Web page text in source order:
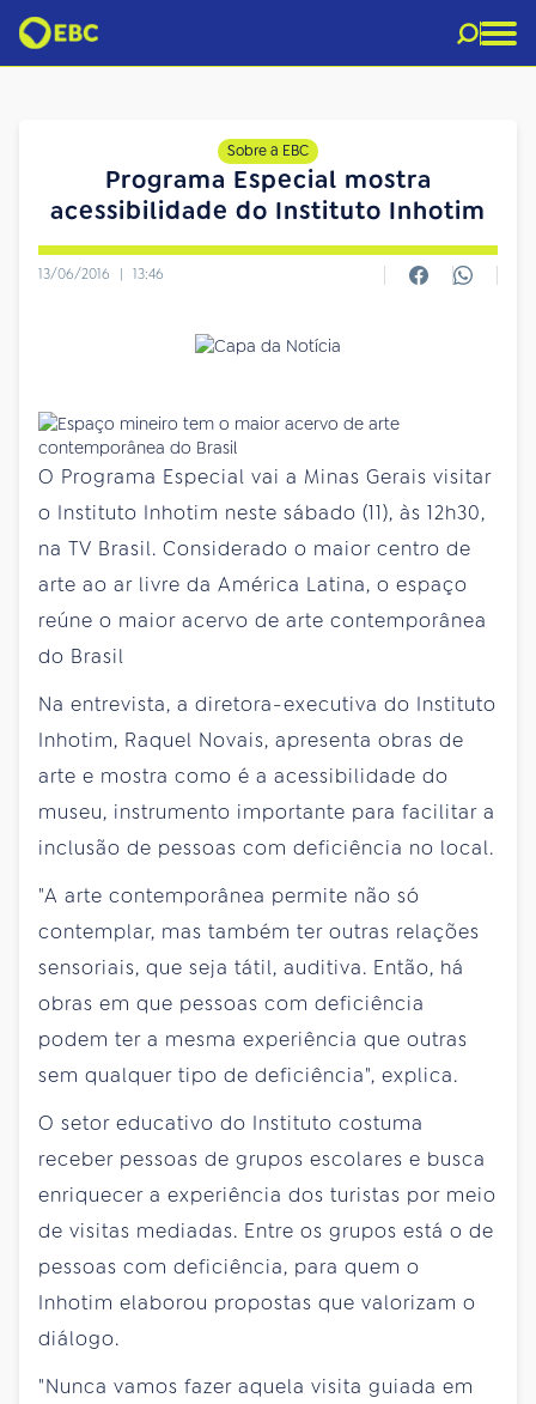
Sobre a EBC
Programa Especial mostra
acessibilidade do Instituto Inhotim
13/06/2016 | 13:46
O Programa Especial vai a Minas Gerais visitar
o Instituto Inhotim neste sábado (11), às 12h30,
na TV Brasil. Considerado o maior centro de
arte ao ar livre da América Latina, o espaço
reúne o maior acervo de arte contemporânea
do Brasil
Na entrevista, a diretora-executiva do Instituto
Inhotim, Raquel Novais, apresenta obras de
arte e mostra como é a acessibilidade do
museu, instrumento importante para facilitar a
inclusão de pessoas com deficiência no local.
"A arte contemporânea permite não só
contemplar, mas também ter outras relações
sensoriais, que seja tátil, auditiva. Então, há
obras em que pessoas com deficiência
podem ter a mesma experiência que outras
sem qualquer tipo de deficiência", explica.
O setor educativo do Instituto costuma
receber pessoas de grupos escolares e busca
enriquecer a experiência dos turistas por meio
de visitas mediadas. Entre os grupos está o de
pessoas com deficiência, para quem o
Inhotim elaborou propostas que valorizam o
diálogo.
"Nunca vamos fazer aquela visita guiada em